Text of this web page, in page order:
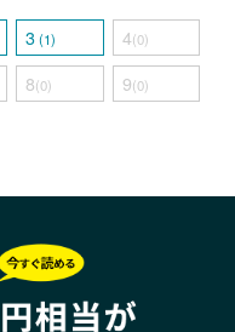
3(1) 4(0)
8(0) 9(0)